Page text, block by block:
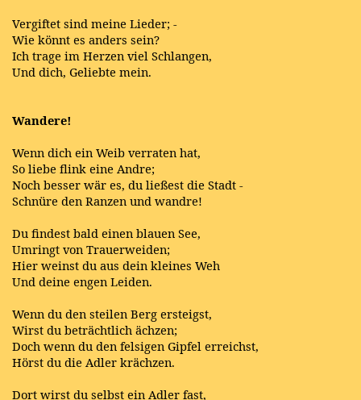
Vergiftet sind meine Lieder; -
Wie könnt es anders sein?
Ich trage im Herzen viel Schlangen,
Und dich, Geliebte mein.
Wandere!
Wenn dich ein Weib verraten hat,
So liebe flink eine Andre;
Noch besser wär es, du ließest die Stadt -
Schnüre den Ranzen und wandre!
Du findest bald einen blauen See,
Umringt von Trauerweiden;
Hier weinst du aus dein kleines Weh
Und deine engen Leiden.
Wenn du den steilen Berg ersteigst,
Wirst du beträchtlich ächzen;
Doch wenn du den felsigen Gipfel erreichst,
Hörst du die Adler krächzen.
Dort wirst du selbst ein Adler fast,